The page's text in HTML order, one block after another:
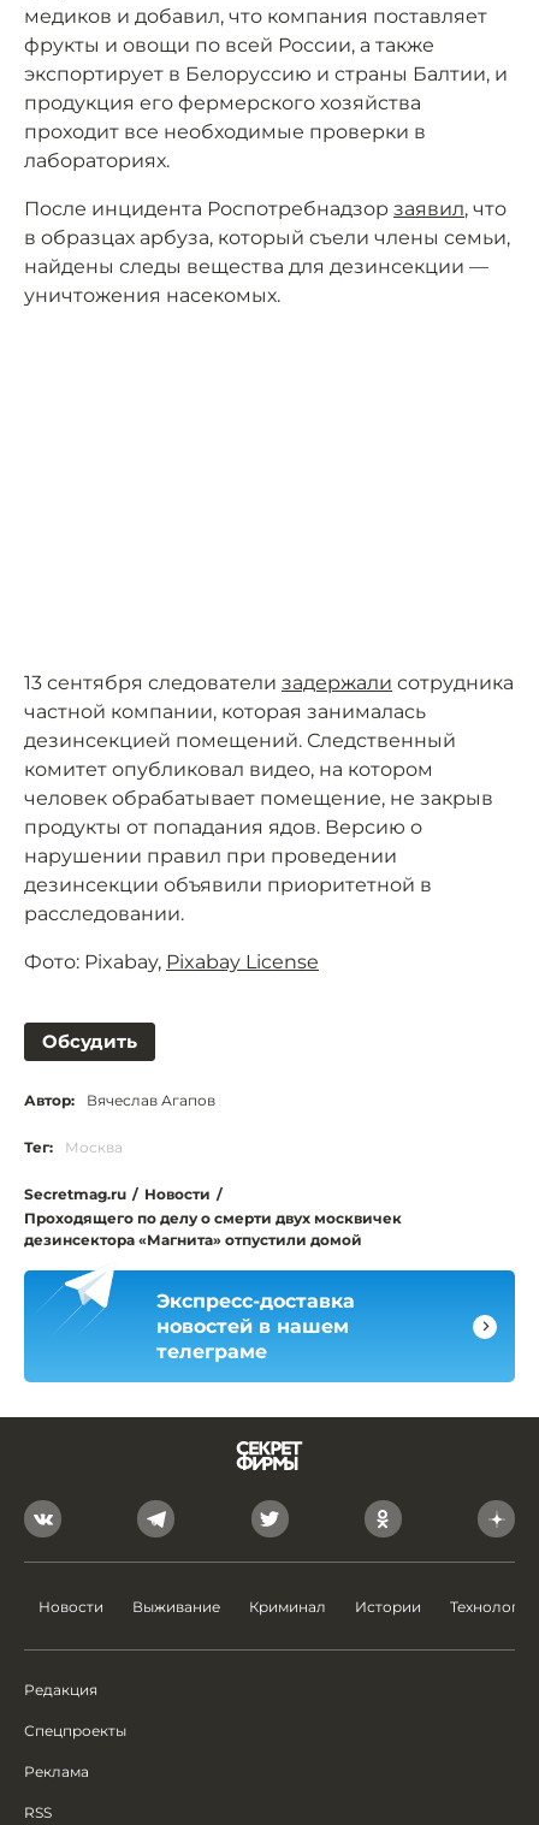
медиков и добавил, что компания поставляет
фрукты и овощи по всей России, а также
экспортирует в Белоруссию и страны Балтии, и
продукция его фермерского хозяйства
проходит все необходимые проверки в
лабораториях.
После инцидента Роспотребнадзор заявил, что
в образцах арбуза, который съели члены семьи,
найдены следы вещества для дезинсекции —
уничтожения насекомых.
13 сентября следователи задержали сотрудника
частной компании, которая занималась
дезинсекцией помещений. Следственный
комитет опубликовал видео, на котором
человек обрабатывает помещение, не закрыв
продукты от попадания ядов. Версию о
нарушении правил при проведении
дезинсекции объявили приоритетной в
расследовании.
Фото: Pixabay, Pixabay License
Обсудить
Автор: Вячеслав Агапов
Тег: Москва
Secretmag.ru / Новости /
Проходящего по делу о смерти двух москвичек
дезинсектора «Магнита» отпустили домой
Экспресс-доставка
новостей в нашем
телеграме
Новости Выживание Криминал Истории Технологии
Редакция
Спецпроекты
Реклама
RSS